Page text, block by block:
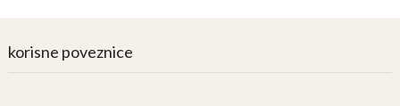
korisne poveznice